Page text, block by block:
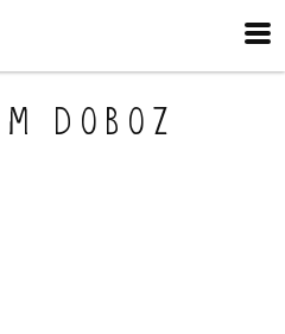
Doboz